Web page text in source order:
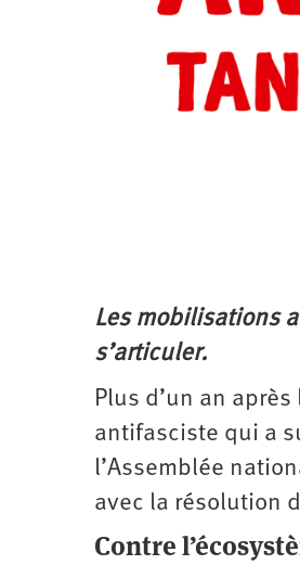
Les mobilisations
s’articuler.
Plus d’un an
antifasciste qui a
l’Assemblée
avec la résolution
Contre